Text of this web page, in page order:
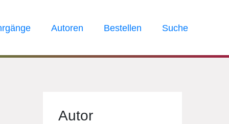
Autoren Bestellen Suche
Autor